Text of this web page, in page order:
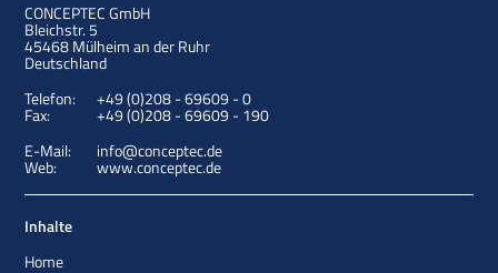
CONCEPTEC GmbH
Bleichstr. 5
45468Mülheim an der Ruhr
Deutschland
Telefon:
+49 (0)208 - 69609 - 0
Fax:
+49 (0)208 - 69609 - 190
E-Mail:
info@conceptec.de
Web: www.conceptec.de
Inhalte
Home